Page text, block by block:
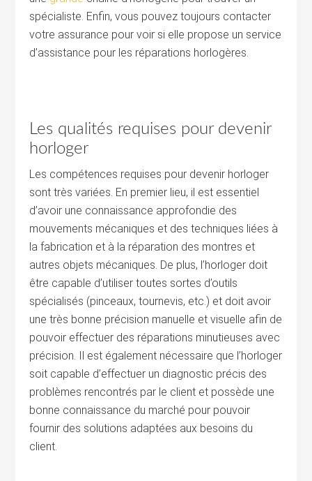
spécialiste. Enfin, vous pouvez toujours contacter
votre assurance pour voir si elle propose un service
d’assistance pour les réparations horlogères.
Les qualités requises pour devenir
horloger
Les compétences requises pour devenir horloger
sont très variées. En premier lieu, il est essentiel
d’avoir une connaissance approfondie des
mouvements mécaniques et des techniques liées à
la fabrication et à la réparation des montres et
autres objets mécaniques. De plus, l’horloger doit
être capable d’utiliser toutes sortes d’outils
spécialisés (pinceaux, tournevis, etc.) et doit avoir
une très bonne précision manuelle et visuelle afin de
pouvoir effectuer des réparations minutieuses avec
précision. Il est également nécessaire que l’horloger
soit capable d’effectuer un diagnostic précis des
problèmes rencontrés par le client et possède une
bonne connaissance du marché pour pouvoir
fournir des solutions adaptées aux besoins du
client.